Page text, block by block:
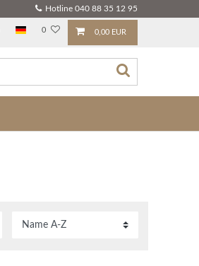
Hotline 040 88 35 12 95
0 0,00 EUR